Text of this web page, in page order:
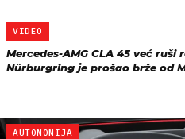
VIDEO
Mercedes-AMG CLA 45 već ruši
Nürburgring je prošao brže od
AUTONOMIJA